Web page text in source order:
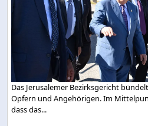
Das Jerusalemer Bezirksgericht
Opfern und Angehörigen. Im
dass das...